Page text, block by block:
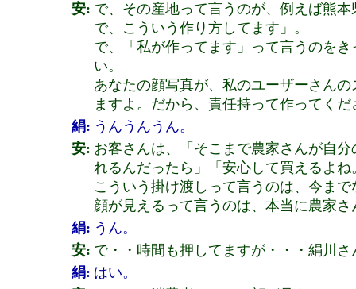
安: で、その産地って言うのが、例えば熊
で、こういう作り方してます」。
で、「私が作ってます」って言うのを
い。
あなたの顔写真が、私のユーザーさん
ますよ。だから、責任持って作ってく
絹: うんうんうん。
安: お客さんは、「そこまで農家さんが自
れるんだったら」「安心して買えるよね
こういう掛け渡しって言うのは、今ま
顔が見えるって言うのは、本当に農家
絹: うん。
安: で・・時間も押してますが・・・絹川
絹: はい。